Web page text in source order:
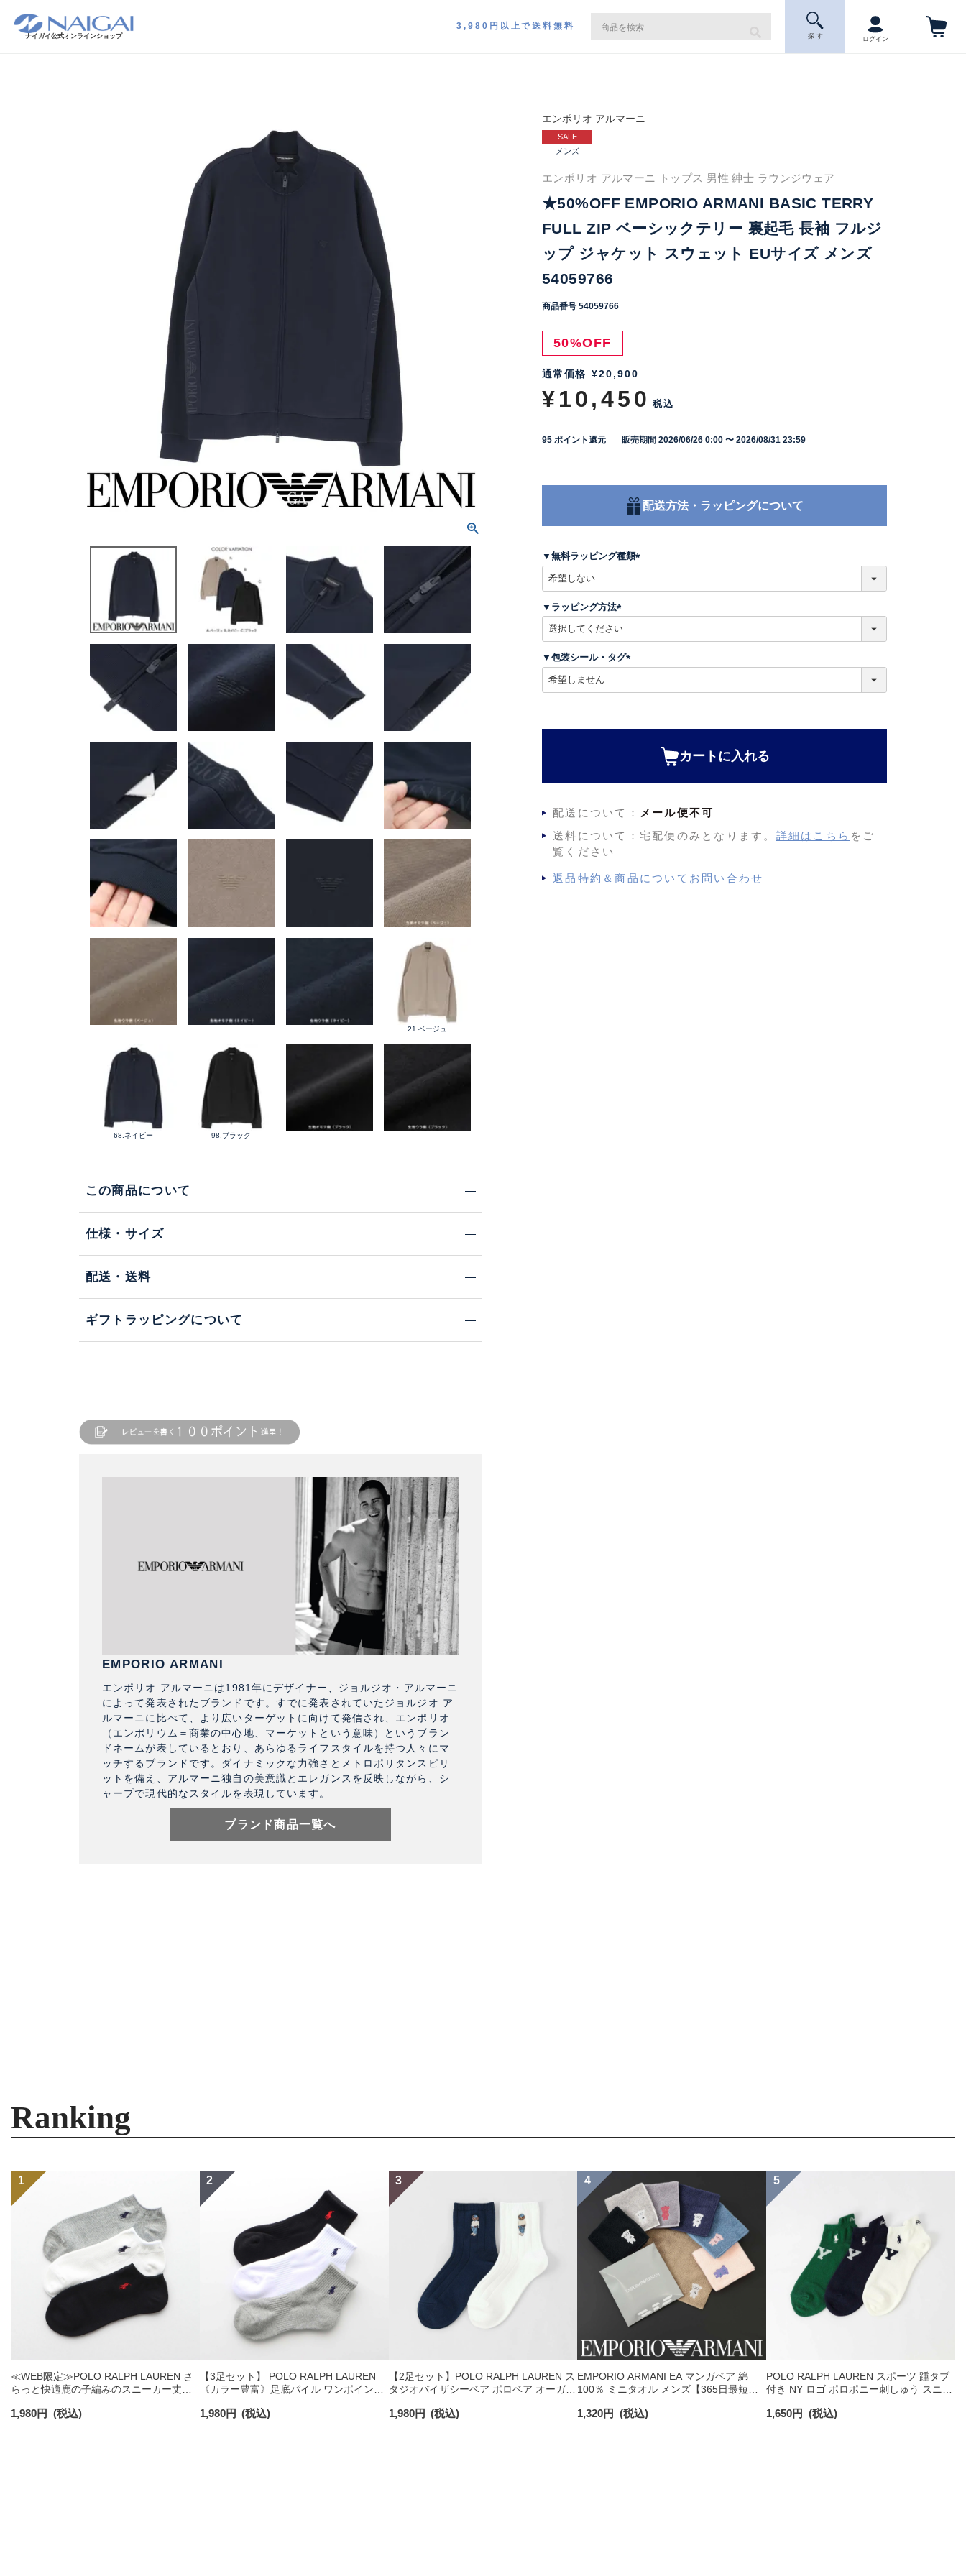
ナイガイ公式オンラインショップ
3,980円以上で送料無料
探 す ログイン
21.ベージュ
68.ネイビー 98.ブラック
この商品について
仕様・サイズ
配送・送料
ギフトラッピングについて
EMPORIO ARMANI
エンポリオ アルマーニは1981年にデザイナー、ジョルジオ・アルマーニ
によって発表されたブランドです。すでに発表されていたジョルジオ ア
ルマーニに比べて、より広いターゲットに向けて発信され、エンポリオ
（エンポリウム＝商業の中心地、マーケットという意味）というブラン
ドネームが表しているとおり、あらゆるライフスタイルを持つ人々にマ
ッチするブランドです。ダイナミックな力強さとメトロポリタンスピリ
ットを備え、アルマーニ独自の美意識とエレガンスを反映しながら、シ
ャープで現代的なスタイルを表現しています。
ブランド商品一覧へ
エンポリオ アルマーニ
SALE
メンズ
エンポリオ アルマーニ トップス 男性 紳士 ラウンジウェア
★50%OFF EMPORIO ARMANI BASIC TERRY
FULL ZIP ベーシックテリー 裏起毛 長袖 フルジ
ップ ジャケット スウェット EUサイズ メンズ
54059766
商品番号 54059766
50%OFF
通常価格 ¥20,900
¥10,450 税込
95 ポイント還元 販売期間 2026/06/26 0:00 〜 2026/08/31 23:59
配送方法・ラッピングについて
▼無料ラッピング種類
)
▼ラッピング方法
須
)
▼包装シール・タグ
カートに入れる
配送について：
メール便不可
送料について：宅配便のみとなります。 詳細はこちら をご
覧ください
返品特約＆商品についてお問い合わせ
Ranking
≪WEB限定≫POLO RALPH LAUREN さ
らっと快適鹿の子編みのスニーカー丈ソ
ズ レディース 92022800
1,980円 (税込)
【3足セット】 POLO RALPH LAUREN
《カラー豊富》足底パイル ワンポイント
ンズ 92009604
1,980円 (税込)
【2足セット】POLO RALPH LAUREN ス
タジオバイザシーベア ポロベア オーガニ
ンズ レディース 92009650
1,980円 (税込)
EMPORIO ARMANI EA マンガベア 綿
100％ ミニタオル メンズ【365日最短翌
1,320円 (税込)
POLO RALPH LAUREN スポーツ 踵タブ
付き NY ロゴ ポロポニー刺しゅう スニー
ソックス 02022328
1,650円 (税込)